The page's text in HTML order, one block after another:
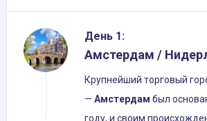
День 1:
Амстердам /
Крупнейший торговый
— Амстердам был
году, и своим